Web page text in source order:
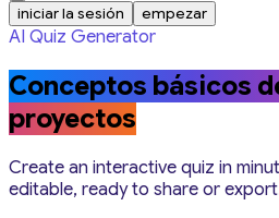
iniciar la sesión empezar
AI Quiz Generator
Conceptos básicos
proyectos
Create an interactive quiz in
editable, ready to share or